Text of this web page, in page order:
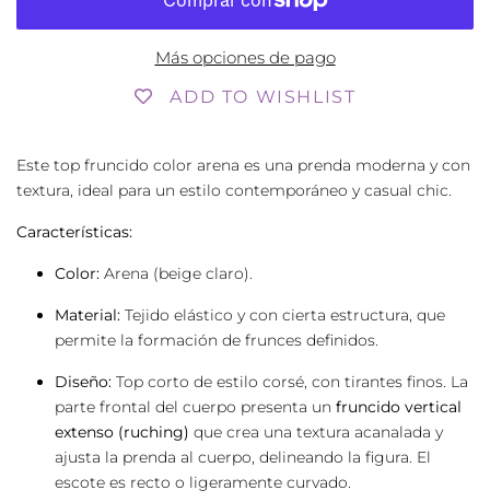
Más opciones de pago
ADD TO WISHLIST
Este top fruncido color arena es una prenda moderna y con
textura, ideal para un estilo contemporáneo y casual chic.
Características:
Color: Arena (beige claro).
Material: Tejido elástico y con cierta estructura, que
permite la formación de frunces definidos.
Diseño: Top corto de estilo corsé, con tirantes finos. La
parte frontal del cuerpo presenta un fruncido vertical
extenso (ruching) que crea una textura acanalada y
ajusta la prenda al cuerpo, delineando la figura. El
escote es recto o ligeramente curvado.